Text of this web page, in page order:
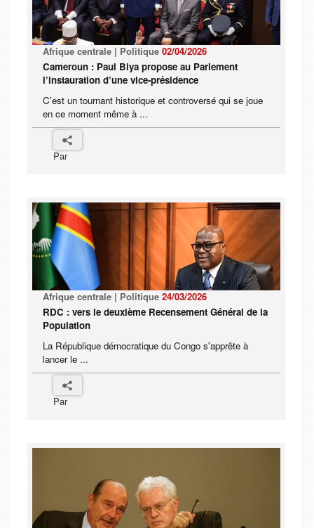
Afrique centrale | Politique 02/04/2026
Cameroun : Paul Biya propose au Parlement
l’instauration d’une vice-présidence
C'est un tournant historique et controversé qui se joue
en ce moment même à ...
Par
Afrique centrale | Politique 24/03/2026
RDC : vers le deuxième Recensement Général de la
Population
La République démocratique du Congo s'apprête à
lancer le ...
Par